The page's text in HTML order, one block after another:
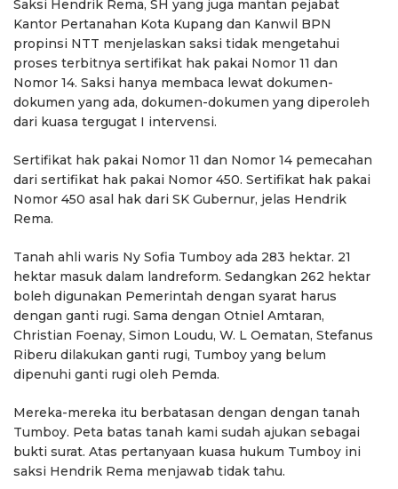
Saksi Hendrik Rema, SH yang juga mantan pejabat
Kantor Pertanahan Kota Kupang dan Kanwil BPN
propinsi NTT menjelaskan saksi tidak mengetahui
proses terbitnya sertifikat hak pakai Nomor 11 dan
Nomor 14. Saksi hanya membaca lewat dokumen-
dokumen yang ada, dokumen-dokumen yang diperoleh
dari kuasa tergugat I intervensi.
Sertifikat hak pakai Nomor 11 dan Nomor 14 pemecahan
dari sertifikat hak pakai Nomor 450. Sertifikat hak pakai
Nomor 450 asal hak dari SK Gubernur, jelas Hendrik
Rema.
Tanah ahli waris Ny Sofia Tumboy ada 283 hektar. 21
hektar masuk dalam landreform. Sedangkan 262 hektar
boleh digunakan Pemerintah dengan syarat harus
dengan ganti rugi. Sama dengan Otniel Amtaran,
Christian Foenay, Simon Loudu, W. L Oematan, Stefanus
Riberu dilakukan ganti rugi, Tumboy yang belum
dipenuhi ganti rugi oleh Pemda.
Mereka-mereka itu berbatasan dengan dengan tanah
Tumboy. Peta batas tanah kami sudah ajukan sebagai
bukti surat. Atas pertanyaan kuasa hukum Tumboy ini
saksi Hendrik Rema menjawab tidak tahu.